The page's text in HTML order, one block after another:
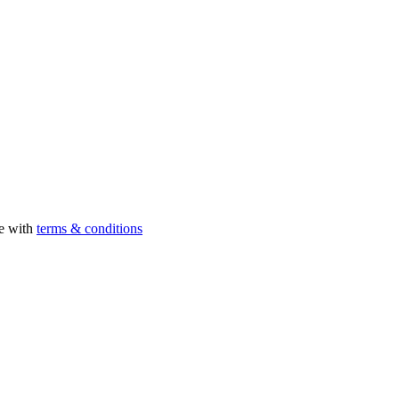
with terms & conditions